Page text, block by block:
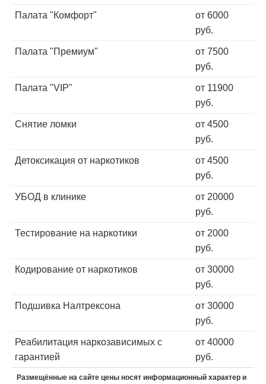
Палата "Комфорт"
от 6000
руб.
Палата "Премиум"
от 7500
руб.
Палата "VIP"
от 11900
руб.
Снятие ломки
от 4500
руб.
Детоксикация от наркотиков
от 4500
руб.
УБОД в клинике
от 20000
руб.
Тестирование на наркотики
от 2000
руб.
Кодирование от наркотиков
от 30000
руб.
Подшивка Налтрексона
от 30000
руб.
Реабилитация наркозависимых с
гарантией
от 40000
руб.
Размещённые на сайте цены носят информационный характер и